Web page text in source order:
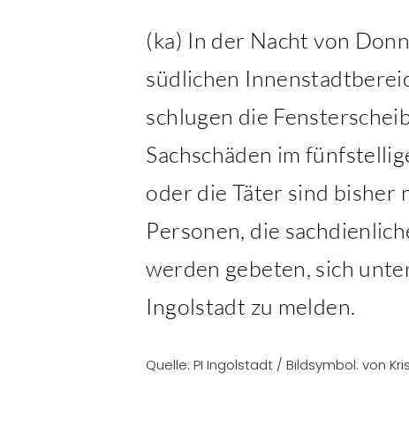
(ka) In der Nacht von
südlichen
schlugen die
Sachschäden im
oder die Täter sind bisher
Personen, die
werden gebeten, sich
Ingolstadt zu melden.
Quelle: PI Ingolstadt / Bildsymbol: von